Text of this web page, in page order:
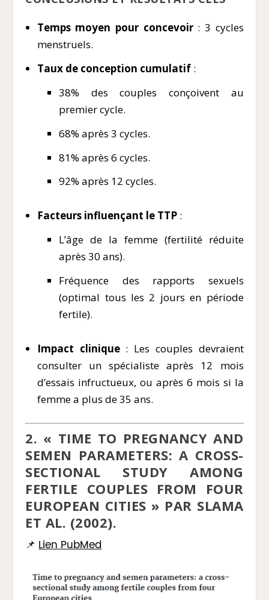
Temps moyen pour concevoir: 3 cycles
menstruels.
Taux de conception cumulatif:
38% des couples conçoivent au
premier cycle.
68% après 3 cycles.
81% après 6 cycles.
92% après 12 cycles.
Facteurs influençant le TTP:
L’âge de la femme (fertilité réduite
après 30 ans).
Fréquence des rapports sexuels
(optimal tous les 2 jours en période
fertile).
Impact clinique: Les couples devraient
consulter un spécialiste après 12 mois
d’essais infructueux, ou après 6 mois si la
femme a plus de 35 ans.
2. « TIME TO PREGNANCY AND
SEMEN PARAMETERS: A CROSS-
SECTIONAL STUDY AMONG
FERTILE COUPLES FROM FOUR
EUROPEAN CITIES » PAR SLAMA
ET AL. (2002).
📌Lien PubMed